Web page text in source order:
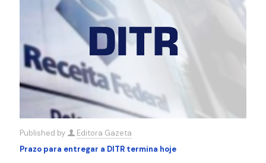
Published by
Editora Gazeta
Prazo para entregar a DITR termina hoje